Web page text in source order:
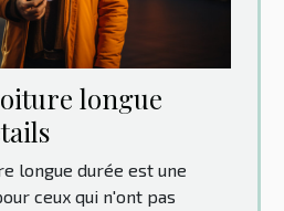
‌longue‌
longue durée est une
ceux qui n'ont pas